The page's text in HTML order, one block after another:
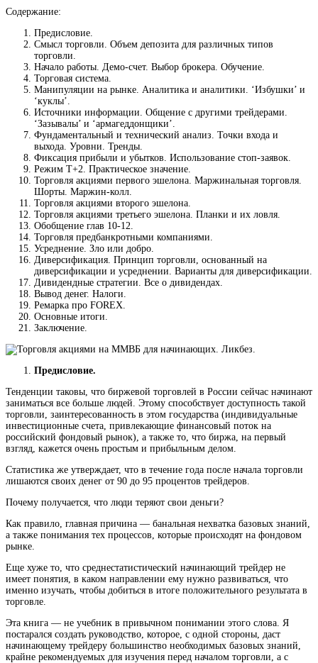
Содержание:
Предисловие.
Смысл торговли. Объем депозита для различных типов
торговли.
Начало работы. Демо-счет. Выбор брокера. Обучение.
Торговая система.
Манипуляции на рынке. Аналитика и аналитики. ‘Избушки’ и
‘куклы’.
Источники информации. Общение с другими трейдерами.
‘Зазывалы’ и ‘армагеддонщики’.
Фундаментальный и технический анализ. Точки входа и
выхода. Уровни. Тренды.
Фиксация прибыли и убытков. Использование стоп-заявок.
Режим Т+2. Практическое значение.
Торговля акциями первого эшелона. Маржинальная торговля.
Шорты. Маржин-колл.
Торговля акциями второго эшелона.
Торговля акциями третьего эшелона. Планки и их ловля.
Обобщение глав 10-12.
Торговля предбанкротными компаниями.
Усреднение. Зло или добро.
Диверсификация. Принцип торговли, основанный на
диверсификации и усреднении. Варианты для диверсификации.
Дивидендные стратегии. Все о дивидендах.
Вывод денег. Налоги.
Ремарка про FOREX.
Основные итоги.
Заключение.
Предисловие.
Тенденции таковы, что биржевой торговлей в России сейчас начинают
заниматься все больше людей. Этому способствует доступность такой
торговли, заинтересованность в этом государства (индивидуальные
инвестиционные счета, привлекающие финансовый поток на
российский фондовый рынок), а также то, что биржа, на первый
взгляд, кажется очень простым и прибыльным делом.
Статистика же утверждает, что в течение года после начала торговли
лишаются своих денег от 90 до 95 процентов трейдеров.
Почему получается, что люди теряют свои деньги?
Как правило, главная причина — банальная нехватка базовых знаний,
а также понимания тех процессов, которые происходят на фондовом
рынке.
Еще хуже то, что среднестатистический начинающий трейдер не
имеет понятия, в каком направлении ему нужно развиваться, что
именно изучать, чтобы добиться в итоге положительного результата в
торговле.
Эта книга — не учебник в привычном понимании этого слова. Я
постарался создать руководство, которое, с одной стороны, даст
начинающему трейдеру большинство необходимых базовых знаний,
крайне рекомендуемых для изучения перед началом торговли, а с